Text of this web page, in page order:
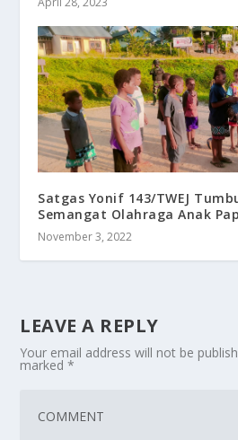
Satgas Yonif 143/TWEJ
Semangat Olahraga Anak
November 3, 2022
LEAVE A REPLY
Your email address will not be
marked*